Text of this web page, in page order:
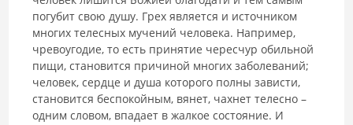
погубит свою душу. Грех является и источником
многих телесных мучений человека. Например,
чревоугодие, то есть принятие чересчур обильной
пищи, становится причиной многих заболеваний;
человек, сердце и душа которого полны зависти,
становится беспокойным, вянет, чахнет телесно –
одним словом, впадает в жалкое состояние. И